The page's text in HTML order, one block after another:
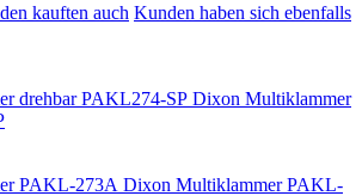
kauften auch Kunden haben sich ebenfalls
Dixon Multiklammer
Dixon Multiklammer PAKL-